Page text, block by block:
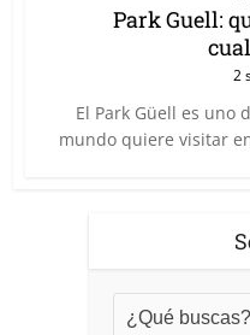
Park Guell:
2
El Park Güell es uno
mundo quiere visitar